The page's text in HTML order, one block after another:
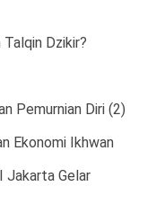
Dzikir?
Pemurnian Diri (2)
Ekonomi Ikhwan
Jakarta Gelar